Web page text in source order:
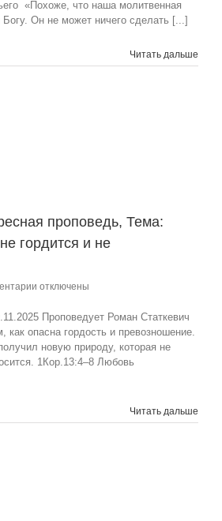
Тема:
«Похоже, что наша молитвенная
Он не может ничего сделать [...]
Читать дальше
проповедь, Тема:
гордится и не
к
09.11.2025
Воскресная
проповедь,
Тема:
«Божья
отключены
Проповедует Роман Статкевич
как опасна гордость и превозношение.
новую природу, которая не
1Кор.13:4–8 Любовь
Читать дальше